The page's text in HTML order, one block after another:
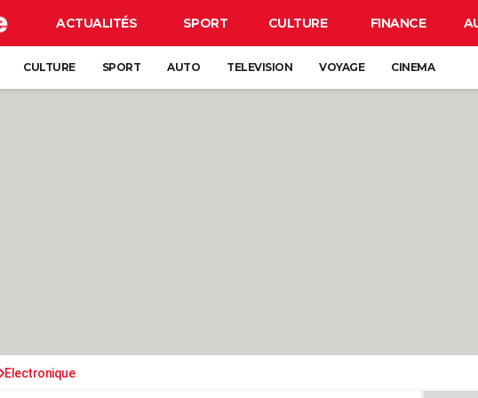
ACTUALITÉS SPORT CULTURE FINANCE
CULTURE SPORT AUTO TELEVISION VOYAGE CINEMA
Electronique